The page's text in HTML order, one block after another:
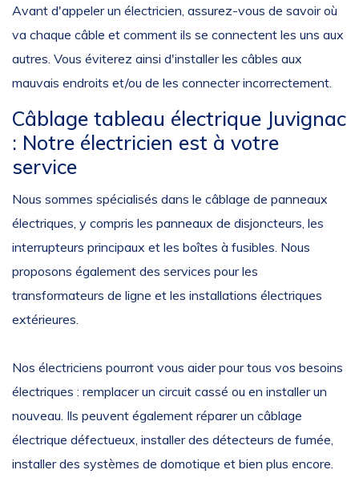
Avant d'appeler un électricien, assurez-vous de savoir où
va chaque câble et comment ils se connectent les uns aux
autres. Vous éviterez ainsi d'installer les câbles aux
mauvais endroits et/ou de les connecter incorrectement.
Câblage tableau électrique Juvignac
: Notre électricien est à votre
service
Nous sommes spécialisés dans le câblage de panneaux
électriques, y compris les panneaux de disjoncteurs, les
interrupteurs principaux et les boîtes à fusibles. Nous
proposons également des services pour les
transformateurs de ligne et les installations électriques
extérieures.
Nos électriciens pourront vous aider pour tous vos besoins
électriques : remplacer un circuit cassé ou en installer un
nouveau. Ils peuvent également réparer un câblage
électrique défectueux, installer des détecteurs de fumée,
installer des systèmes de domotique et bien plus encore.